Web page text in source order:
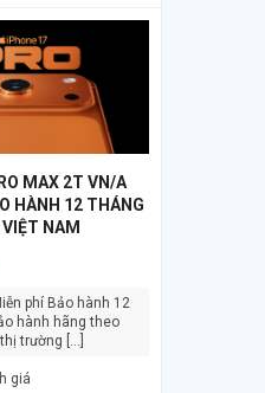
MAX 2T VN/A
HÀNH 12 THÁNG
NAM
hành hãng theo
trường [...]
giá